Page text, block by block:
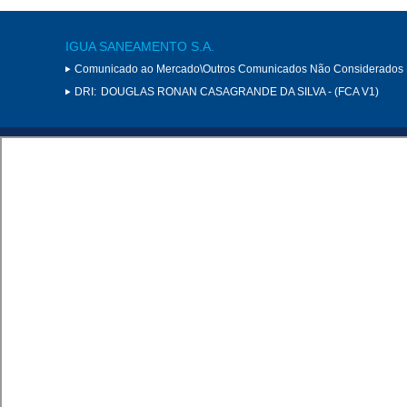
IGUA SANEAMENTO S.A.
Comunicado ao Mercado\Outros Comunicados Não Considerados
DRI: DOUGLAS RONAN CASAGRANDE DA SILVA - (FCA V1)